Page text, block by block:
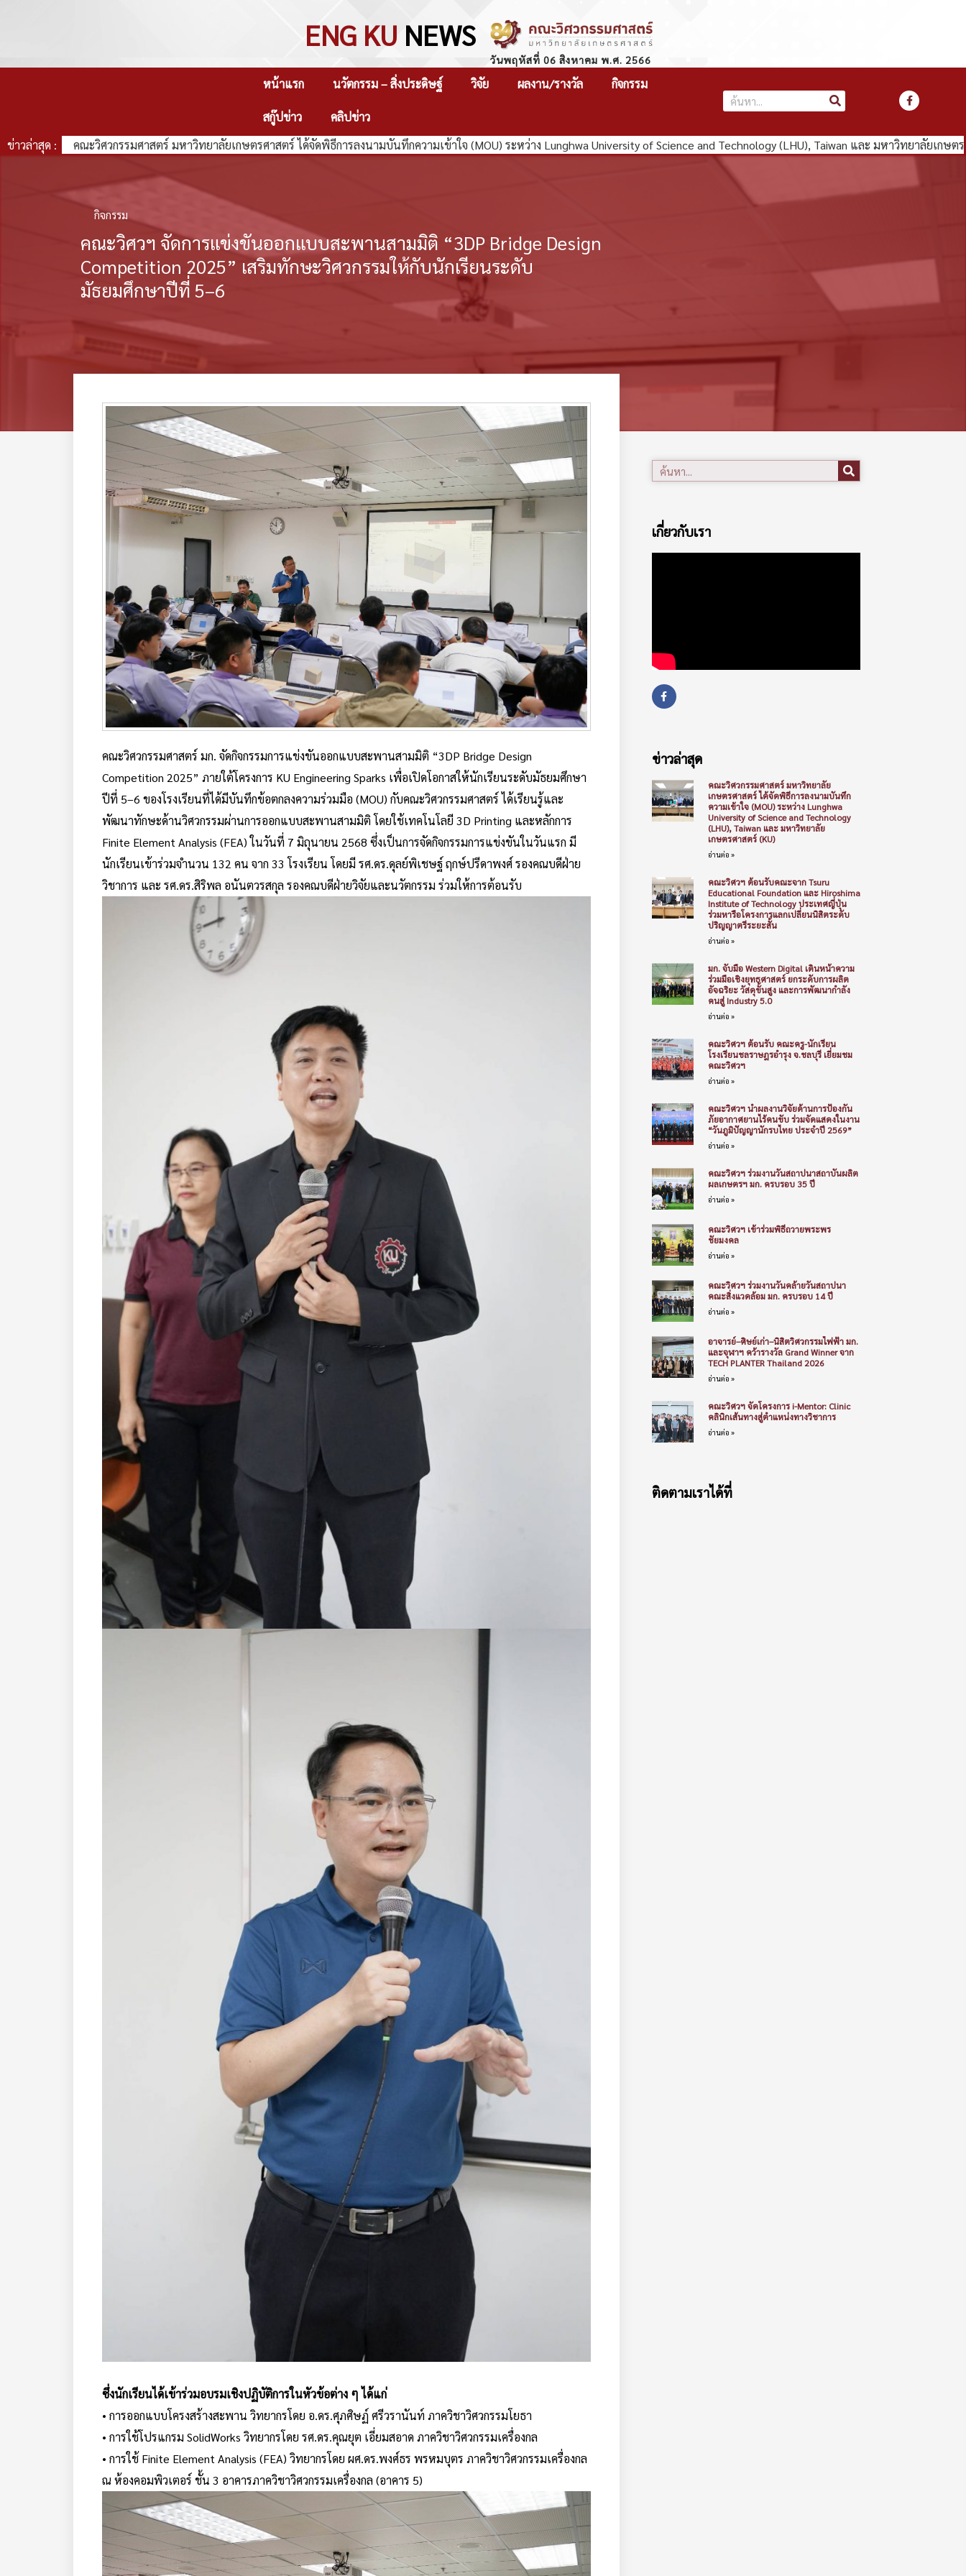
ENG KU NEWS
วันพฤหัสที่ 06 สิงหาคม พ.ศ. 2566
หน้าแรก นวัตกรรม – สิ่งประดิษฐ์ วิจัย ผลงาน/รางวัล กิจกรรม
สกู๊ปข่าว
คลิปข่าว
ข่าวล่าสุด :
คณะวิศวกรรมศาสตร์ มหาวิทยาลัยเกษตรศาสตร์ ได้จัดพิธีการลงนามบันทึกความเข้าใจ (MOU) ระหว่าง Lunghwa University of Science and Technology (LHU), Taiwan และ มหาวิทยาลัยเกษต
กิจกรรม
คณะวิศวฯ จัดการแข่งขันออกแบบสะพานสามมิติ “3DP Bridge Design
Competition 2025” เสริมทักษะวิศวกรรมให้กับนักเรียนระดับ
มัธยมศึกษาปีที่ 5–6
คณะวิศวกรรมศาสตร์ มก. จัดกิจกรรมการแข่งขันออกแบบสะพานสามมิติ “3DP Bridge Design
Competition 2025” ภายใต้โครงการ KU Engineering Sparks เพื่อเปิดโอกาสให้นักเรียนระดับมัธยมศึกษา
ปีที่ 5–6 ของโรงเรียนที่ได้มีบันทึกข้อตกลงความร่วมมือ (MOU) กับคณะวิศวกรรมศาสตร์ ได้เรียนรู้และ
พัฒนาทักษะด้านวิศวกรรมผ่านการออกแบบสะพานสามมิติ โดยใช้เทคโนโลยี 3D Printing และหลักการ
Finite Element Analysis (FEA) ในวันที่ 7 มิถุนายน 2568 ซึ่งเป็นการจัดกิจกรรมการแข่งขันในวันแรก มี
นักเรียนเข้าร่วมจำนวน 132 คน จาก 33 โรงเรียน โดยมี รศ.ดร.ดุลย์พิเชษฐ์ ฤกษ์ปรีดาพงศ์ รองคณบดีฝ่าย
วิชาการ และ รศ.ดร.สิริพล อนันตวรสกุล รองคณบดีฝ่ายวิจัยและนวัตกรรม ร่วมให้การต้อนรับ
ซึ่งนักเรียนได้เข้าร่วมอบรมเชิงปฏิบัติการในหัวข้อต่าง ๆ ได้แก่
• การออกแบบโครงสร้างสะพาน วิทยากรโดย อ.ดร.ศุภศิษฏ์ ศรีวรานันท์ ภาควิชาวิศวกรรมโยธา
• การใช้โปรแกรม SolidWorks วิทยากรโดย รศ.ดร.คุณยุต เอี่ยมสอาด ภาควิชาวิศวกรรมเครื่องกล
• การใช้ Finite Element Analysis (FEA) วิทยากรโดย ผศ.ดร.พงศ์ธร พรหมบุตร ภาควิชาวิศวกรรมเครื่องกล
ณ ห้องคอมพิวเตอร์ ชั้น 3 อาคารภาควิชาวิศวกรรมเครื่องกล (อาคาร 5)
เกี่ยวกับเรา
ข่าวล่าสุด
คณะวิศวกรรมศาสตร์ มหาวิทยาลัย
เกษตรศาสตร์ ได้จัดพิธีการลงนามบันทึก
ความเข้าใจ (MOU) ระหว่าง Lunghwa
University of Science and Technology
(LHU), Taiwan และ มหาวิทยาลัย
เกษตรศาสตร์ (KU)
อ่านต่อ »
คณะวิศวฯ ต้อนรับคณะจาก Tsuru
Educational Foundation และ Hiroshima
Institute of Technology ประเทศญี่ปุ่น
ร่วมหารือโครงการแลกเปลี่ยนนิสิตระดับ
ปริญญาตรีระยะสั้น
อ่านต่อ »
มก. จับมือ Western Digital เดินหน้าความ
ร่วมมือเชิงยุทธศาสตร์ ยกระดับการผลิต
อัจฉริยะ วัสดุขั้นสูง และการพัฒนากำลัง
คนสู่ Industry 5.0
อ่านต่อ »
คณะวิศวฯ ต้อนรับ คณะครู-นักเรียน
โรงเรียนชลราษฎรอำรุง จ.ชลบุรี เยี่ยมชม
คณะวิศวฯ
อ่านต่อ »
คณะวิศวฯ นำผลงานวิจัยด้านการป้องกัน
ภัยอากาศยานไร้คนขับ ร่วมจัดแสดงในงาน
“วันภูมิปัญญานักรบไทย ประจำปี 2569”
อ่านต่อ »
คณะวิศวฯ ร่วมงานวันสถาปนาสถาบันผลิต
ผลเกษตรฯ มก. ครบรอบ 35 ปี
อ่านต่อ »
คณะวิศวฯ เข้าร่วมพิธีถวายพระพร
ชัยมงคล
อ่านต่อ »
คณะวิศวฯ ร่วมงานวันคล้ายวันสถาปนา
คณะสิ่งแวดล้อม มก. ครบรอบ 14 ปี
อ่านต่อ »
อาจารย์–ศิษย์เก่า–นิสิตวิศวกรรมไฟฟ้า มก.
และจุฬาฯ คว้ารางวัล Grand Winner จาก
TECH PLANTER Thailand 2026
อ่านต่อ »
คณะวิศวฯ จัดโครงการ i-Mentor: Clinic
คลินิกเส้นทางสู่ตำแหน่งทางวิชาการ
อ่านต่อ »
ติดตามเราได้ที่